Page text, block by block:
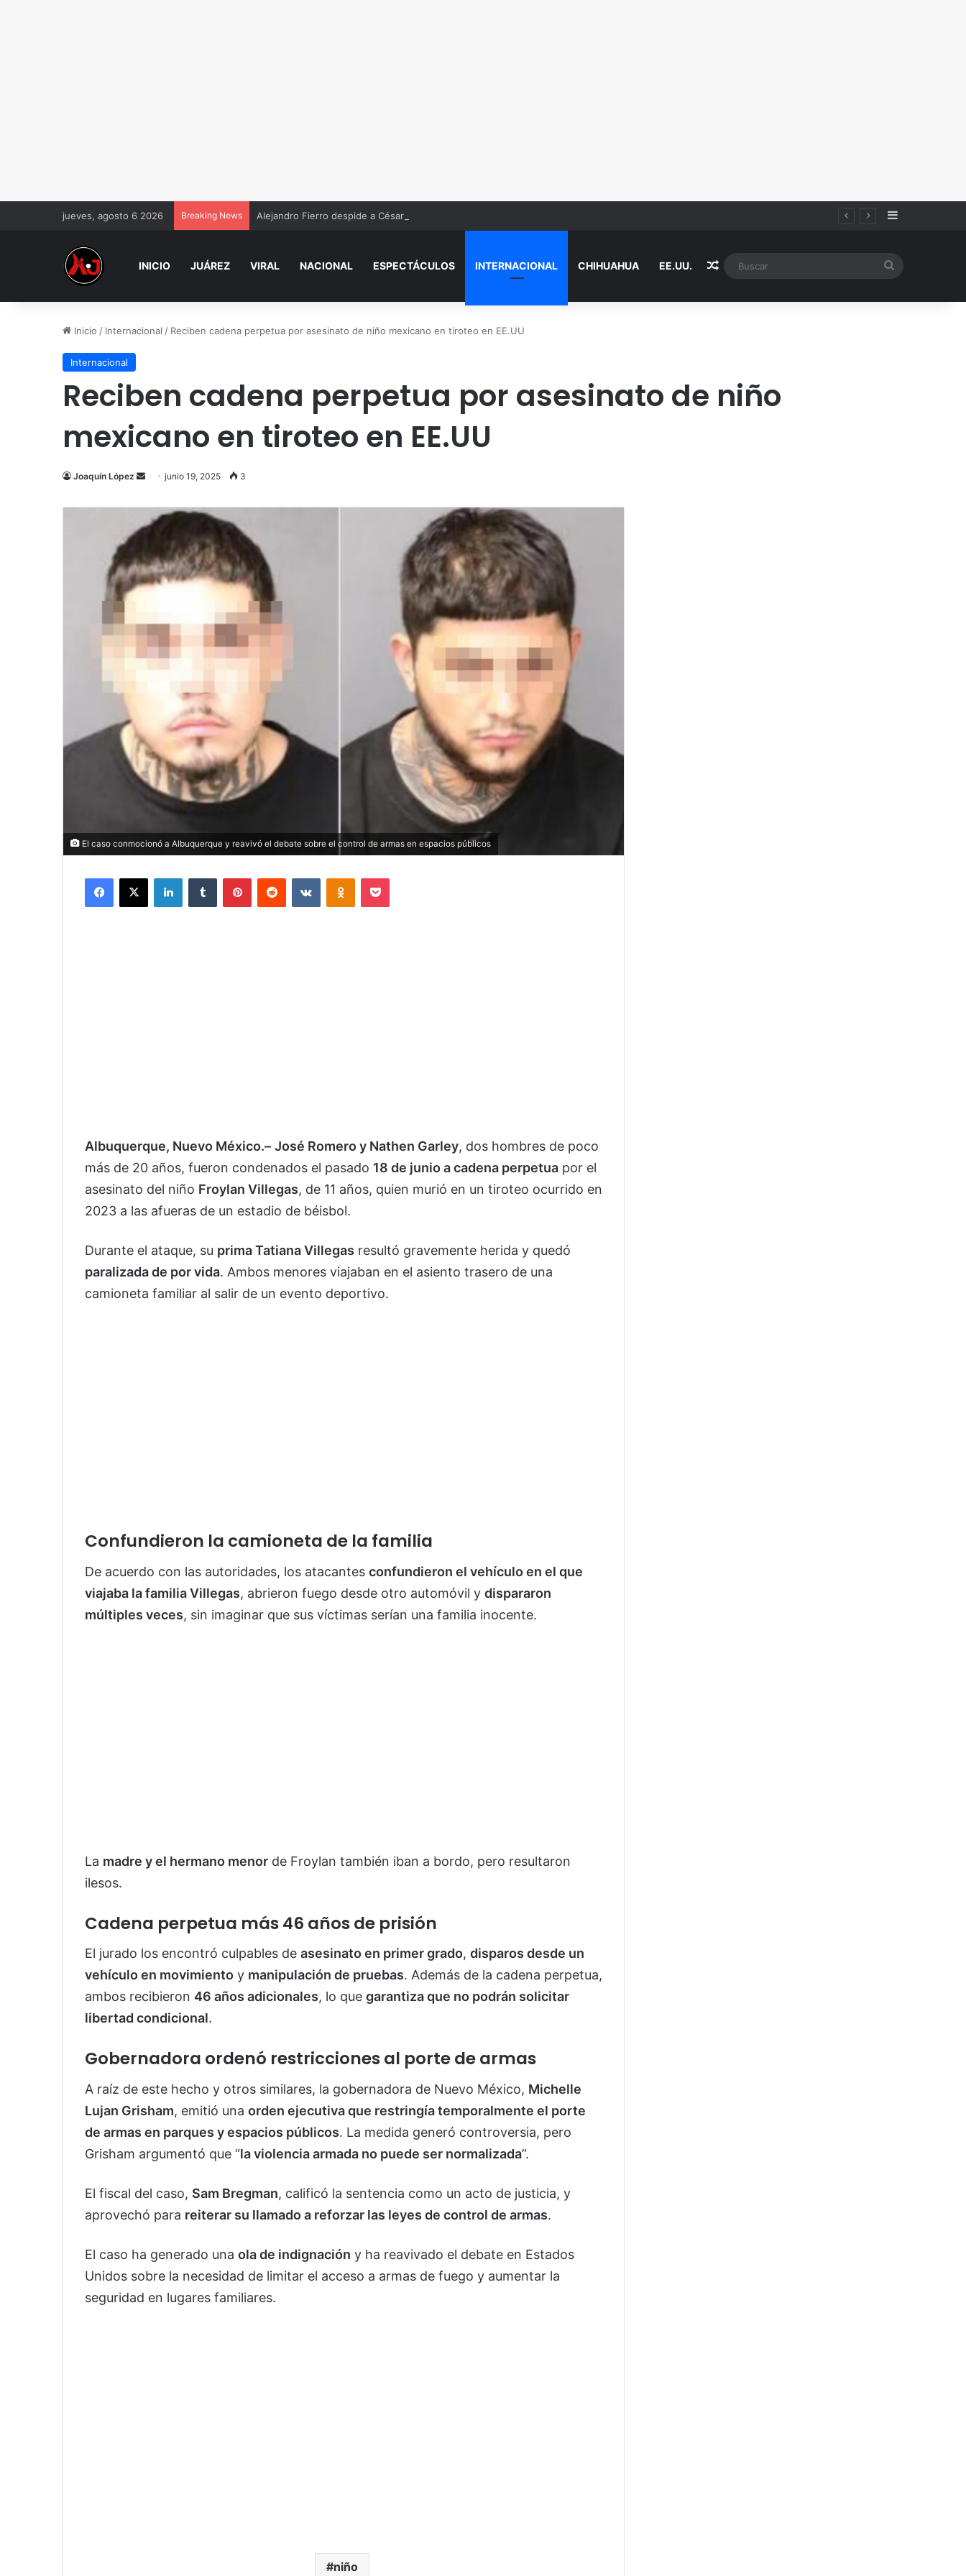
jueves, agosto 6 2026 Breaking News Alejandro Fierro despide a César Gastélum tras at4que en Culiacán: “Me dejaste solo” Sidebar
INICIO JUÁREZ VIRAL NACIONAL ESPECTÁCULOS INTERNACIONAL CHIHUAHUA EE.UU. Random Article
Inicio / Internacional / Reciben cadena perpetua por asesinato de niño mexicano en tiroteo en EE.UU
Internacional
Reciben cadena perpetua por asesinato de niño
mexicano en tiroteo en EE.UU
Joaquín López
Send
email
junio 19, 2025 3
El caso conmocionó a Albuquerque y reavivó el debate sobre el control de armas en espacios públicos
Facebook
X LinkedInTumblr PinterestReddit VKontakteOdnoklassniki
Pocket
Albuquerque, Nuevo México.– José Romero y Nathen Garley, dos hombres de poco
más de 20 años, fueron condenados el pasado 18 de junio a cadena perpetua por el
asesinato del niño Froylan Villegas, de 11 años, quien murió en un tiroteo ocurrido en
2023 a las afueras de un estadio de béisbol.
Durante el ataque, su prima Tatiana Villegas resultó gravemente herida y quedó
paralizada de por vida. Ambos menores viajaban en el asiento trasero de una
camioneta familiar al salir de un evento deportivo.
Confundieron la camioneta de la familia
De acuerdo con las autoridades, los atacantes confundieron el vehículo en el que
viajaba la familia Villegas, abrieron fuego desde otro automóvil y dispararon
múltiples veces, sin imaginar que sus víctimas serían una familia inocente.
La madre y el hermano menor de Froylan también iban a bordo, pero resultaron
ilesos.
Cadena perpetua más 46 años de prisión
El jurado los encontró culpables de asesinato en primer grado, disparos desde un
vehículo en movimiento y manipulación de pruebas. Además de la cadena perpetua,
ambos recibieron 46 años adicionales, lo que garantiza que no podrán solicitar
libertad condicional.
Gobernadora ordenó restricciones al porte de armas
A raíz de este hecho y otros similares, la gobernadora de Nuevo México, Michelle
Lujan Grisham, emitió una orden ejecutiva que restringía temporalmente el porte
de armas en parques y espacios públicos. La medida generó controversia, pero
Grisham argumentó que “la violencia armada no puede ser normalizada”.
El fiscal del caso, Sam Bregman, calificó la sentencia como un acto de justicia, y
aprovechó para reiterar su llamado a reforzar las leyes de control de armas.
El caso ha generado una ola de indignación y ha reavivado el debate en Estados
Unidos sobre la necesidad de limitar el acceso a armas de fuego y aumentar la
seguridad en lugares familiares.
niño